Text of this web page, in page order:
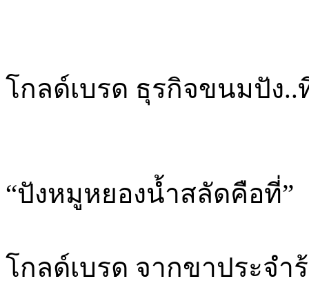
โกลด์เบรด ธุรกิจขนมปัง
“ปังหมูหยองน้ำสลัดคือที่”
โกลด์เบรด จากขาประจำ